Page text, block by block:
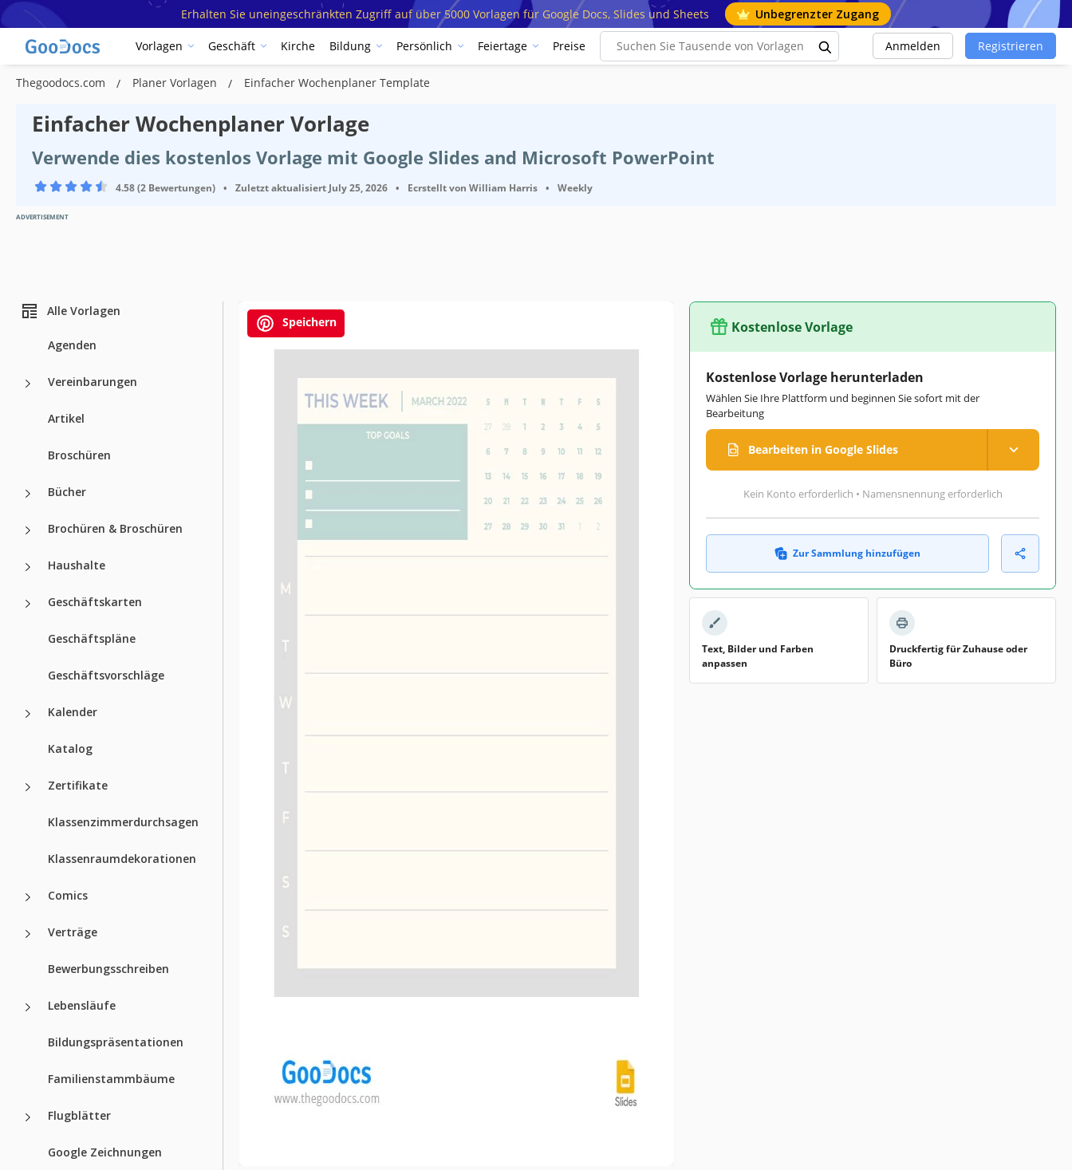
Erhalten Sie uneingeschränkten Zugriff auf über 5000 Vorlagen für Google Docs, Slides und Sheets Unbegrenzter Zugang
Vorlagen Geschäft Kirche Bildung Persönlich Feiertage Preise Anmelden Registrieren
Thegoodocs.com Planer Vorlagen Einfacher Wochenplaner Template
Einfacher Wochenplaner Vorlage
Verwende dies kostenlos Vorlage mit Google Slides and Microsoft PowerPoint
4.58 (2 Bewertungen) • Zuletzt aktualisiert July 25, 2026 • Ecrstellt von William Harris • Weekly
ADVERTISEMENT
Alle Vorlagen
Agenden
Vereinbarungen
Artikel
Broschüren
Bücher
Brochüren & Broschüren
Haushalte
Geschäftskarten
Geschäftspläne
Geschäftsvorschläge
Kalender
Katalog
Zertifikate
Klassenzimmerdurchsagen
Klassenraumdekorationen
Comics
Verträge
Bewerbungsschreiben
Lebensläufe
Bildungspräsentationen
Familienstammbäume
Flugblätter
Google Zeichnungen
Speichern Kostenlose Vorlage
Kostenlose Vorlage herunterladen
Wählen Sie Ihre Plattform und beginnen Sie sofort mit der
Bearbeitung
Bearbeiten in Google Slides
Kein Konto erforderlich • Namensnennung erforderlich
Zur Sammlung hinzufügen
Text, Bilder und Farben
anpassen
Druckfertig für Zuhause oder
Büro